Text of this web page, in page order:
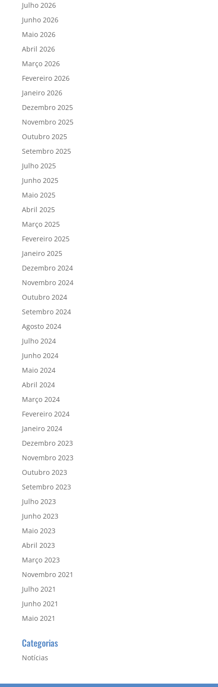
Julho 2026
Junho 2026
Maio 2026
Abril 2026
Março 2026
Fevereiro 2026
Janeiro 2026
Dezembro 2025
Novembro 2025
Outubro 2025
Setembro 2025
Julho 2025
Junho 2025
Maio 2025
Abril 2025
Março 2025
Fevereiro 2025
Janeiro 2025
Dezembro 2024
Novembro 2024
Outubro 2024
Setembro 2024
Agosto 2024
Julho 2024
Junho 2024
Maio 2024
Abril 2024
Março 2024
Fevereiro 2024
Janeiro 2024
Dezembro 2023
Novembro 2023
Outubro 2023
Setembro 2023
Julho 2023
Junho 2023
Maio 2023
Abril 2023
Março 2023
Novembro 2021
Julho 2021
Junho 2021
Maio 2021
Categorias
Notícias